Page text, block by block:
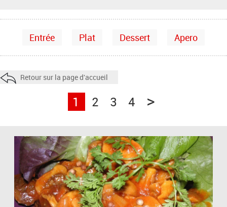
Entrée Plat Dessert Apero
Retour sur la page d'accueil
1 2 3 4 >